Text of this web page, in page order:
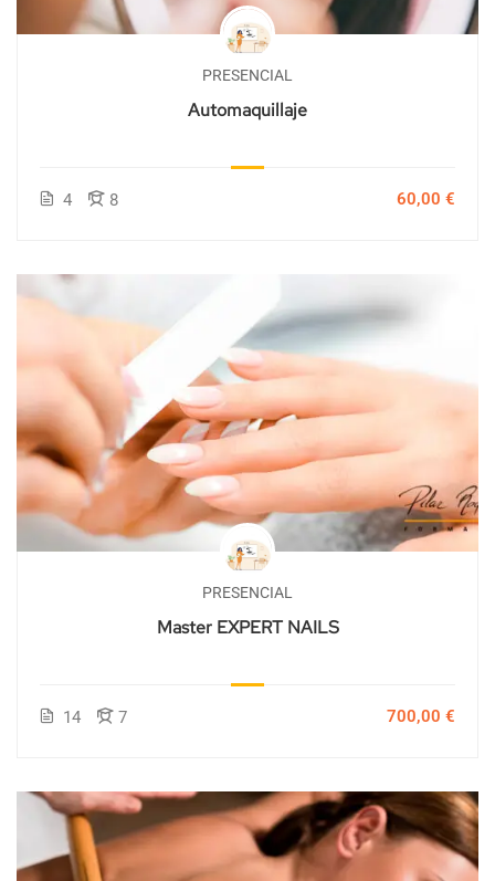
PRESENCIAL
Automaquillaje
4 8 60,00 €
PRESENCIAL
Master EXPERT NAILS
14 7 700,00 €